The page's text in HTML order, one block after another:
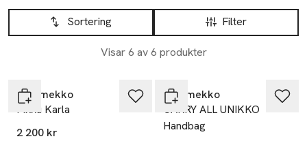
Hoppa till produktsidan
Filter
Sortering
Visar 6 av 6 produkter
Lista över produkter
Marimekko
Pikku Karla
2 200 kr
Marimekko
CARRY ALL UNIKKO
Handbag